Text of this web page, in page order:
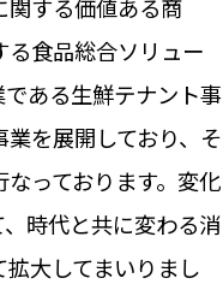
関する価値ある商
食品総合ソリュー
ある生鮮テナント事
を展開しており、そ
っております。変化
時代と共に変わる消
大してまいりまし